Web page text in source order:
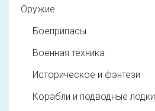
Оружие
Боеприпасы
Военная техника
Историческое и фэнтези
Корабли и подводные лодки